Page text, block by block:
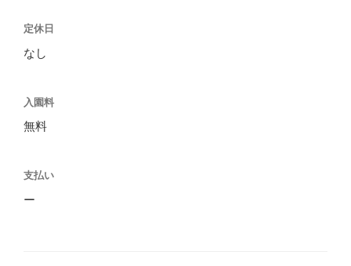
定休日
なし
入園料
無料
支払い
ー